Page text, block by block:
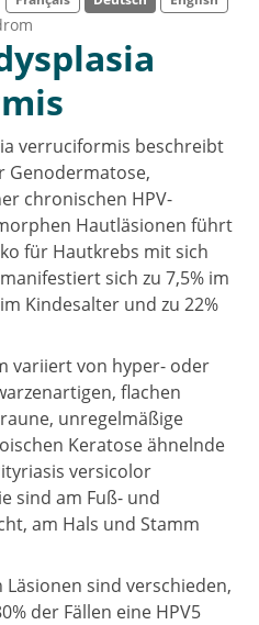
verruciformis beschreibt
Genodermatose,
chronischen HPV-
Hautläsionen führt
für Hautkrebs mit sich
sich zu 7,5% im
Kindesalter und zu 22%
variiert von hyper- oder
flachen
unregelmäßige
Keratose ähnelnde
versicolor
sind am Fuß- und
am Hals und Stamm
Läsionen sind verschieden,
der Fällen eine HPV5